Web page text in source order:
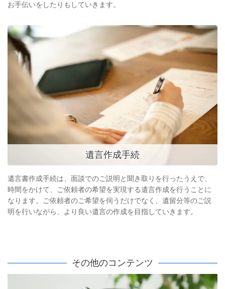
お手伝いをしたりもしていきます。
遺言作成手続
遺言書作成手続は、面談でのご説明と聞き取りを行ったうえで、
時間をかけて、ご依頼者の希望を実現する遺言作成を行うことに
なります。ご依頼者のご希望を伺うだけでなく、遺留分等のご説
明を行いながら、より良い遺言の作成を目指していきます。
その他のコンテンツ